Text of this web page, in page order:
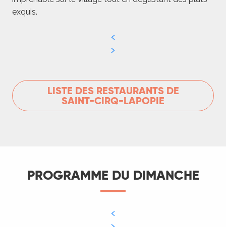
exquis.
LISTE DES RESTAURANTS DE
SAINT-CIRQ-LAPOPIE
PROGRAMME DU DIMANCHE